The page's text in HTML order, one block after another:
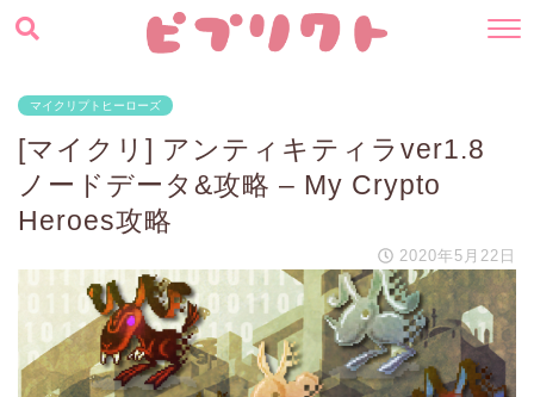
マイクリプトヒーローズ
[マイクリ] アンティキティラver1.8
ノードデータ&攻略 – My Crypto
Heroes攻略
2020年5月22日